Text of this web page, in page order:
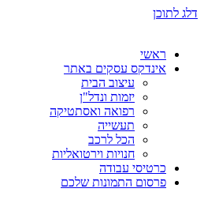
דלג לתוכן
ראשי
אינדקס עסקים באתר
עיצוב הבית
יזמות ונדל"ן
רפואה ואסתטיקה
תעשייה
הכל לרכב
חנויות וירטואליות
כרטיסי עבודה
פרסום התמונות שלכם